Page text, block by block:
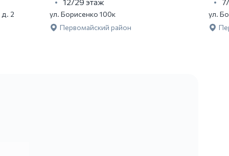
д. 2
ул. Борисенко 100к
Первомайский район
ул.